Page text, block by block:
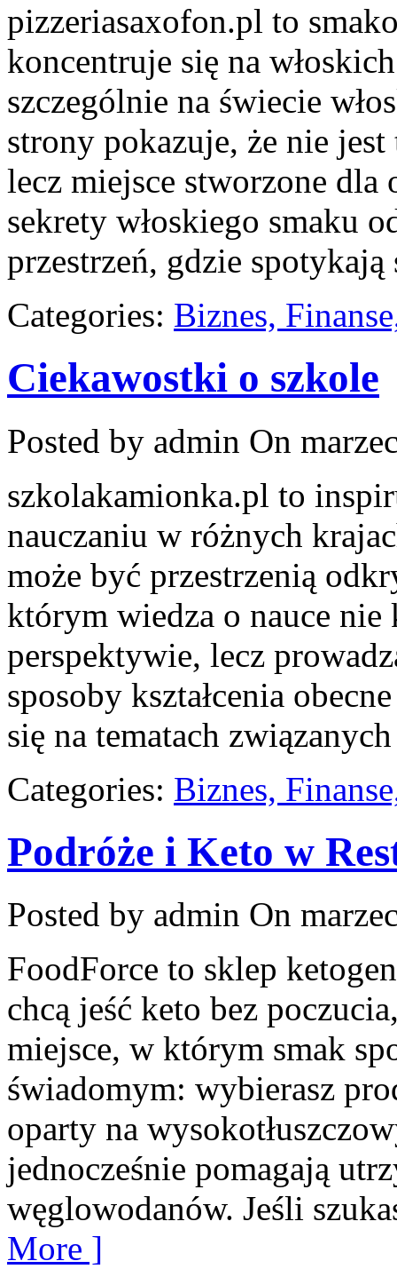
pizzeriasaxofon.pl to
koncentruje się na
szczególnie na świecie
strony pokazuje, że nie
lecz miejsce stworzone dla
sekrety włoskiego smaku
przestrzeń, gdzie spotykają
Categories: Biznes,
Ciekawostki o szkole
Posted by admin On
szkolakamionka.pl to
nauczaniu w różnych
może być przestrzenią
którym wiedza o nauce nie
perspektywie, lecz
sposoby kształcenia
się na tematach
Categories: Biznes,
Podróże i Keto w
Posted by admin On
FoodForce to sklep
chcą jeść keto bez
miejsce, w którym smak
świadomym: wybierasz
oparty na
jednocześnie pomagają
węglowodanów. Jeśli
More ]